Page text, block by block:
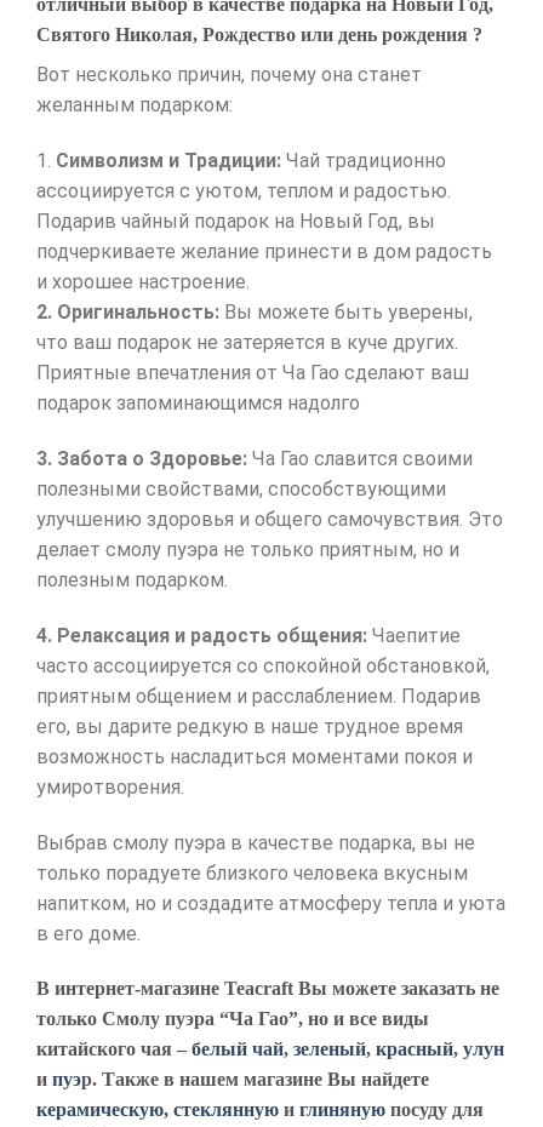
отличный выбор в качестве подарка на Новый Год,
Святого Николая, Рождество или день рождения ?
Вот несколько причин, почему она станет
желанным подарком:
1. Символизм и Традиции: Чай традиционно
ассоциируется с уютом, теплом и радостью.
Подарив чайный подарок на Новый Год, вы
подчеркиваете желание принести в дом радость
и хорошее настроение.
2. Оригинальность: Вы можете быть уверены,
что ваш подарок не затеряется в куче других.
Приятные впечатления от Ча Гао сделают ваш
подарок запоминающимся надолго
3. Забота о Здоровье: Ча Гао славится своими
полезными свойствами, способствующими
улучшению здоровья и общего самочувствия. Это
делает смолу пуэра не только приятным, но и
полезным подарком.
4. Релаксация и радость общения: Чаепитие
часто ассоциируется со спокойной обстановкой,
приятным общением и расслаблением. Подарив
его, вы дарите редкую в наше трудное время
возможность насладиться моментами покоя и
умиротворения.
Выбрав смолу пуэра в качестве подарка, вы не
только порадуете близкого человека вкусным
напитком, но и создадите атмосферу тепла и уюта
в его доме.
В интернет-магазине Teacraft Вы можете заказать не
только Смолу пуэра “Ча Гао”, но и все виды
китайского чая – белый чай, зеленый, красный, улун
и пуэр. Также в нашем магазине Вы найдете
керамическую, стеклянную и глиняную посуду для